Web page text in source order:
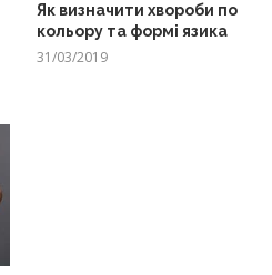
Як визначити хвороби по
кольору та формі язика
31/03/2019